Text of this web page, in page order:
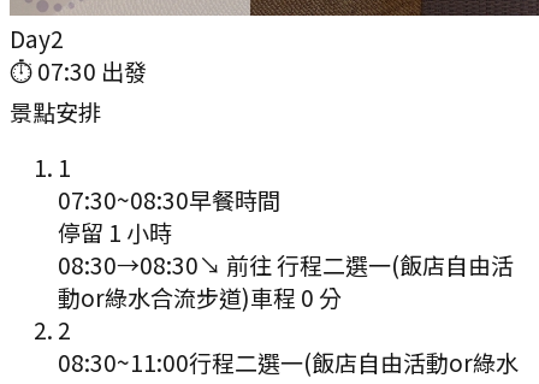
Day2
⏱07:30 出發
景點安排
1
07:30~08:30早餐時間
停留 1 小時
08:30→08:30↘ 前往行程二選一(飯店自由活
動or綠水合流步道)車程 0 分
2
08:30~11:00行程二選一(飯店自由活動or綠水